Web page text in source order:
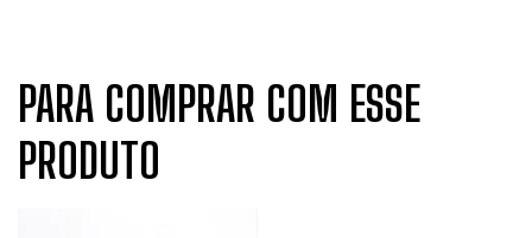
PARA COMPRAR COM ESSE
PRODUTO